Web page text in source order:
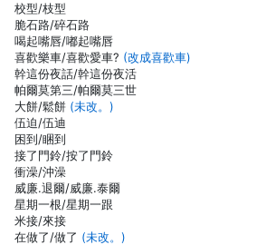
校型/枝型
脆石路/碎石路
喝起嘴唇/嘟起嘴唇
喜歡樂車/喜歡愛車? (改成喜歡車)
幹這份夜話/幹這份夜活
帕爾莫第三/帕爾莫三世
大餅/鬆餅 (未改。)
伍迫/伍迪
困到/睏到
接了門鈴/按了門鈴
衝澡/沖澡
威廉.退爾/威廉.泰爾
星期一根/星期一跟
米接/來接
在做了/做了 (未改。)